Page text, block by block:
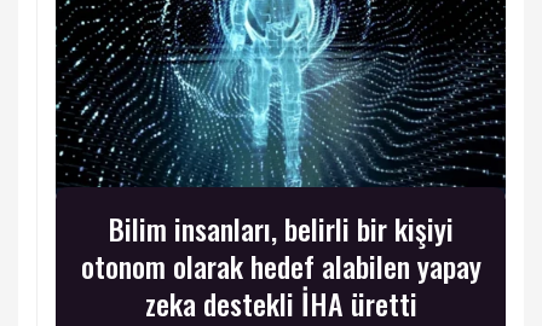
Bilim insanları, belirli bir kişiyi
otonom olarak hedef alabilen yapay
zeka destekli İHA üretti